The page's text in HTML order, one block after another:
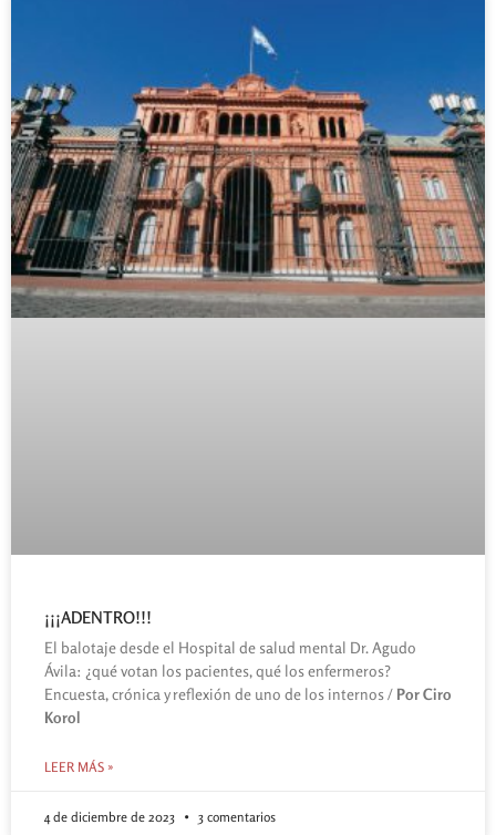
¡¡¡ADENTRO!!!
El balotaje desde el Hospital de salud mental Dr. Agudo
Ávila: ¿qué votan los pacientes, qué los enfermeros?
Encuesta, crónica y reflexión de uno de los internos / Por Ciro
Korol
LEER MÁS »
4 de diciembre de 2023 3 comentarios